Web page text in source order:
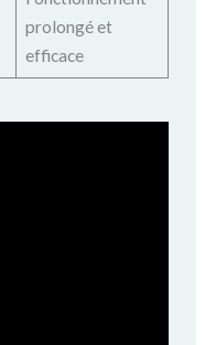
prolongé et
efficace